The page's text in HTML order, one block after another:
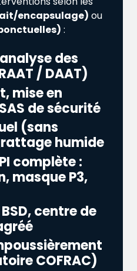
encapsulage) ou
:
des
/ DAAT)
mise en
de sécurité
(sans
humide
complète :
masque P3,
centre de
COFRAC)